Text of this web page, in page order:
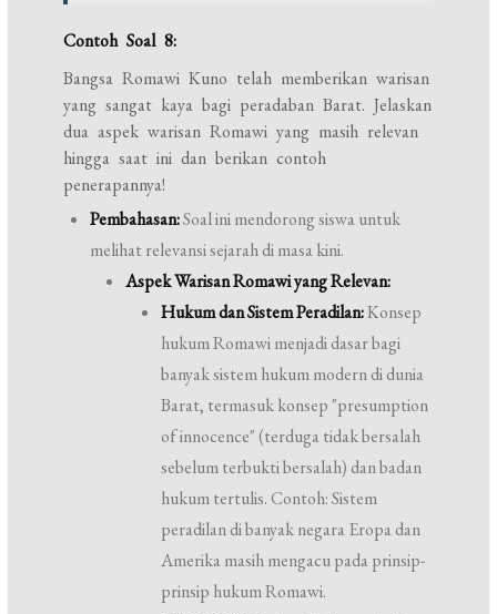
Contoh Soal 8:
Bangsa Romawi Kuno telah memberikan warisan
yang sangat kaya bagi peradaban Barat. Jelaskan
dua aspek warisan Romawi yang masih relevan
hingga saat ini dan berikan contoh
penerapannya!
Pembahasan:Soal ini mendorong siswa untuk
melihat relevansi sejarah di masa kini.
Aspek Warisan Romawi yang Relevan:
Hukum dan Sistem Peradilan:Konsep
hukum Romawi menjadi dasar bagi
banyak sistem hukum modern di dunia
Barat, termasuk konsep "presumption
of innocence" (terduga tidak bersalah
sebelum terbukti bersalah) dan badan
hukum tertulis. Contoh: Sistem
peradilan di banyak negara Eropa dan
Amerika masih mengacu pada prinsip-
prinsip hukum Romawi.